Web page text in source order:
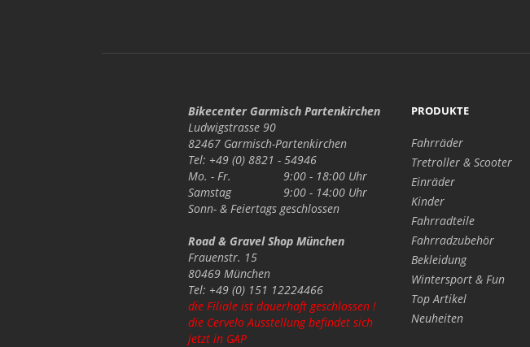
Bikecenter Garmisch Partenkirchen
Ludwigstrasse 90
82467 Garmisch-Partenkirchen
Tel: +49 (0) 8821 - 54946
Mo. - Fr.
9:00 - 18:00 Uhr
Samstag
9:00 - 14:00 Uhr
Sonn- & Feiertagsgeschlossen
Road & Gravel Shop München
Frauenstr. 15
80469 München
Tel: +49 (0) 151 12224466
die Filiale ist dauerhaft geschlossen !
die Cervelo Ausstellung befindet sich
jetzt in GAP
PRODUKTE
Fahrräder
Tretroller & Scooter
Einräder
Kinder
Fahrradteile
Fahrradzubehör
Bekleidung
Wintersport & Fun
Top Artikel
Neuheiten